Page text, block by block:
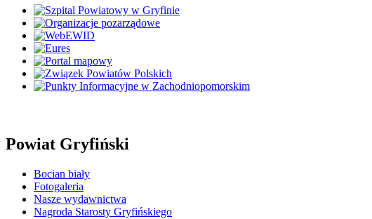
Powiat Gryfiński
Bocian biały
Fotogaleria
Nasze wydawnictwa
Nagroda Starosty Gryfińskiego